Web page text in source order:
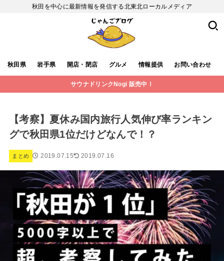
秋田を中心に最新情報を発信する北東北ローカルメディア
秋田県 岩手県 開店・閉店 グルメ 情報提供 お問い合わせ
サウナドリンクNogi 販売中！
【考察】夏休み国内旅行人気伸び率ランキン
グで秋田県1位だけどなんで！？
まとめ 2019.07.15 2019.07.16